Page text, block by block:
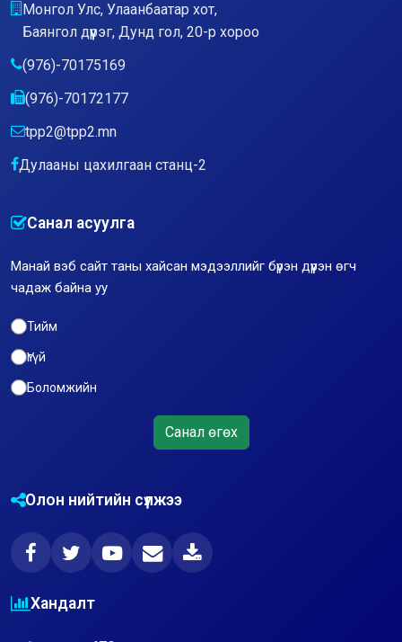
Монгол Улс, Улаанбаатар хот,
Баянгол дүүрэг, Дунд гол, 20-р хороо
(976)-70175169
(976)-70172177
tpp2@tpp2.mn
Дулааны цахилгаан станц-2
Санал асуулга
Манай вэб сайт таны хайсан мэдээллийг бүрэн дүүрэн өгч
чадаж байна уу
Тийм
Үгүй
Боломжийн
Санал өгөх
Олон нийтийн сүлжээ
Хандалт